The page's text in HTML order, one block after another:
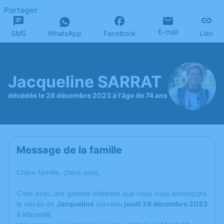
Partager
SMS WhatsApp Facebook E-mail Lien
Jacqueline SARRAT
décédée le 28 décembre 2023 à l'âge de 74 ans
Message de la famille
Chère famille, chers amis,
C'est avec une grande tristesse que nous vous annonçons
le décès de Jacqueline survenu jeudi 28 décembre 2023
à Marseille.